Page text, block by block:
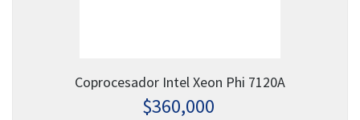
Coprocesador Intel Xeon Phi 7120A
$360,000